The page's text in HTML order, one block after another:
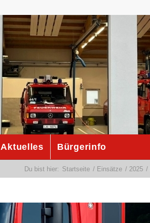
Aktuelles Bürgerinfo
Du bist hier: Startseite / Einsätze / 2025 /